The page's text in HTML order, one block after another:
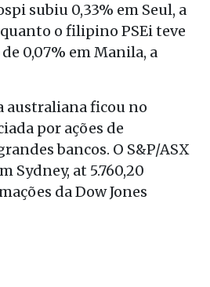
subiu 0,33% em Seul, a
o filipino PSEi teve
0,07% em Manila, a
australiana ficou no
por ações de
bancos. O S&P/ASX
Sydney, at 5.760,20
da Dow Jones